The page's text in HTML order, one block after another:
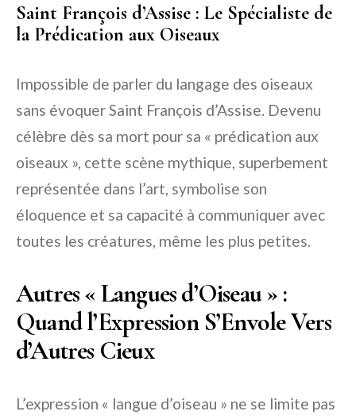
Saint François d’Assise : Le Spécialiste de
la Prédication aux Oiseaux
Impossible de parler du langage des oiseaux
sans évoquer Saint François d’Assise. Devenu
célèbre dès sa mort pour sa « prédication aux
oiseaux », cette scène mythique, superbement
représentée dans l’art, symbolise son
éloquence et sa capacité à communiquer avec
toutes les créatures, même les plus petites.
Autres « Langues d’Oiseau » :
Quand l’Expression S’Envole Vers
d’Autres Cieux
L’expression « langue d’oiseau » ne se limite pas